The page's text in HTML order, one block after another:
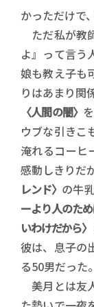
かっただけで
ただ私が教
よ』って言う
娘も教え子も
りはあまり関
〈人間の闇〉
ウブな引きこ
淹れるコーヒ
感動しきりだ
レンド〉 の牛
ーより人のた
いわけだから〉
彼は、息子の
る50男だった。
美月とは友